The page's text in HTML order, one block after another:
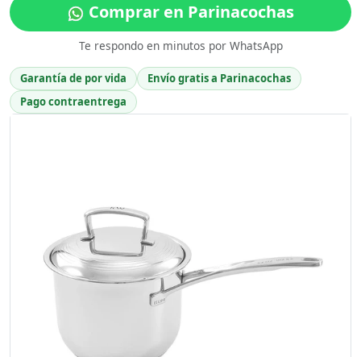
Comprar en Parinacochas
Te respondo en minutos por WhatsApp
Garantía de por vida
Envío gratis a Parinacochas
Pago contraentrega